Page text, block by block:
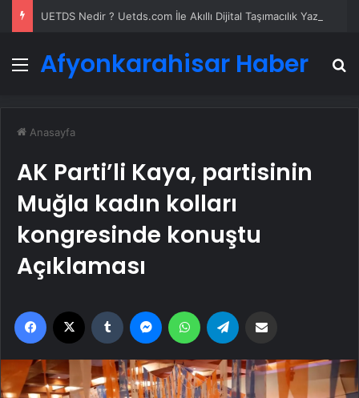
Menü
Afyonkarahisar Haber
Anasayfa
AK Parti’li Kaya, partisinin
Muğla kadın kolları
kongresinde konuştu
Açıklaması
Facebook Tumblr MessengerWhatsApp